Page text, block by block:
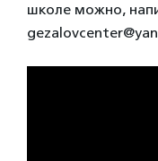
школе можно,